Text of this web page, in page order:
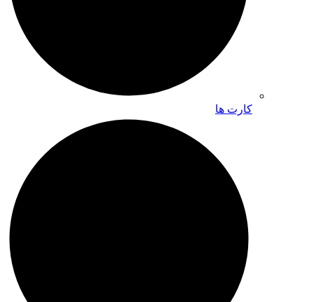
کارت ها